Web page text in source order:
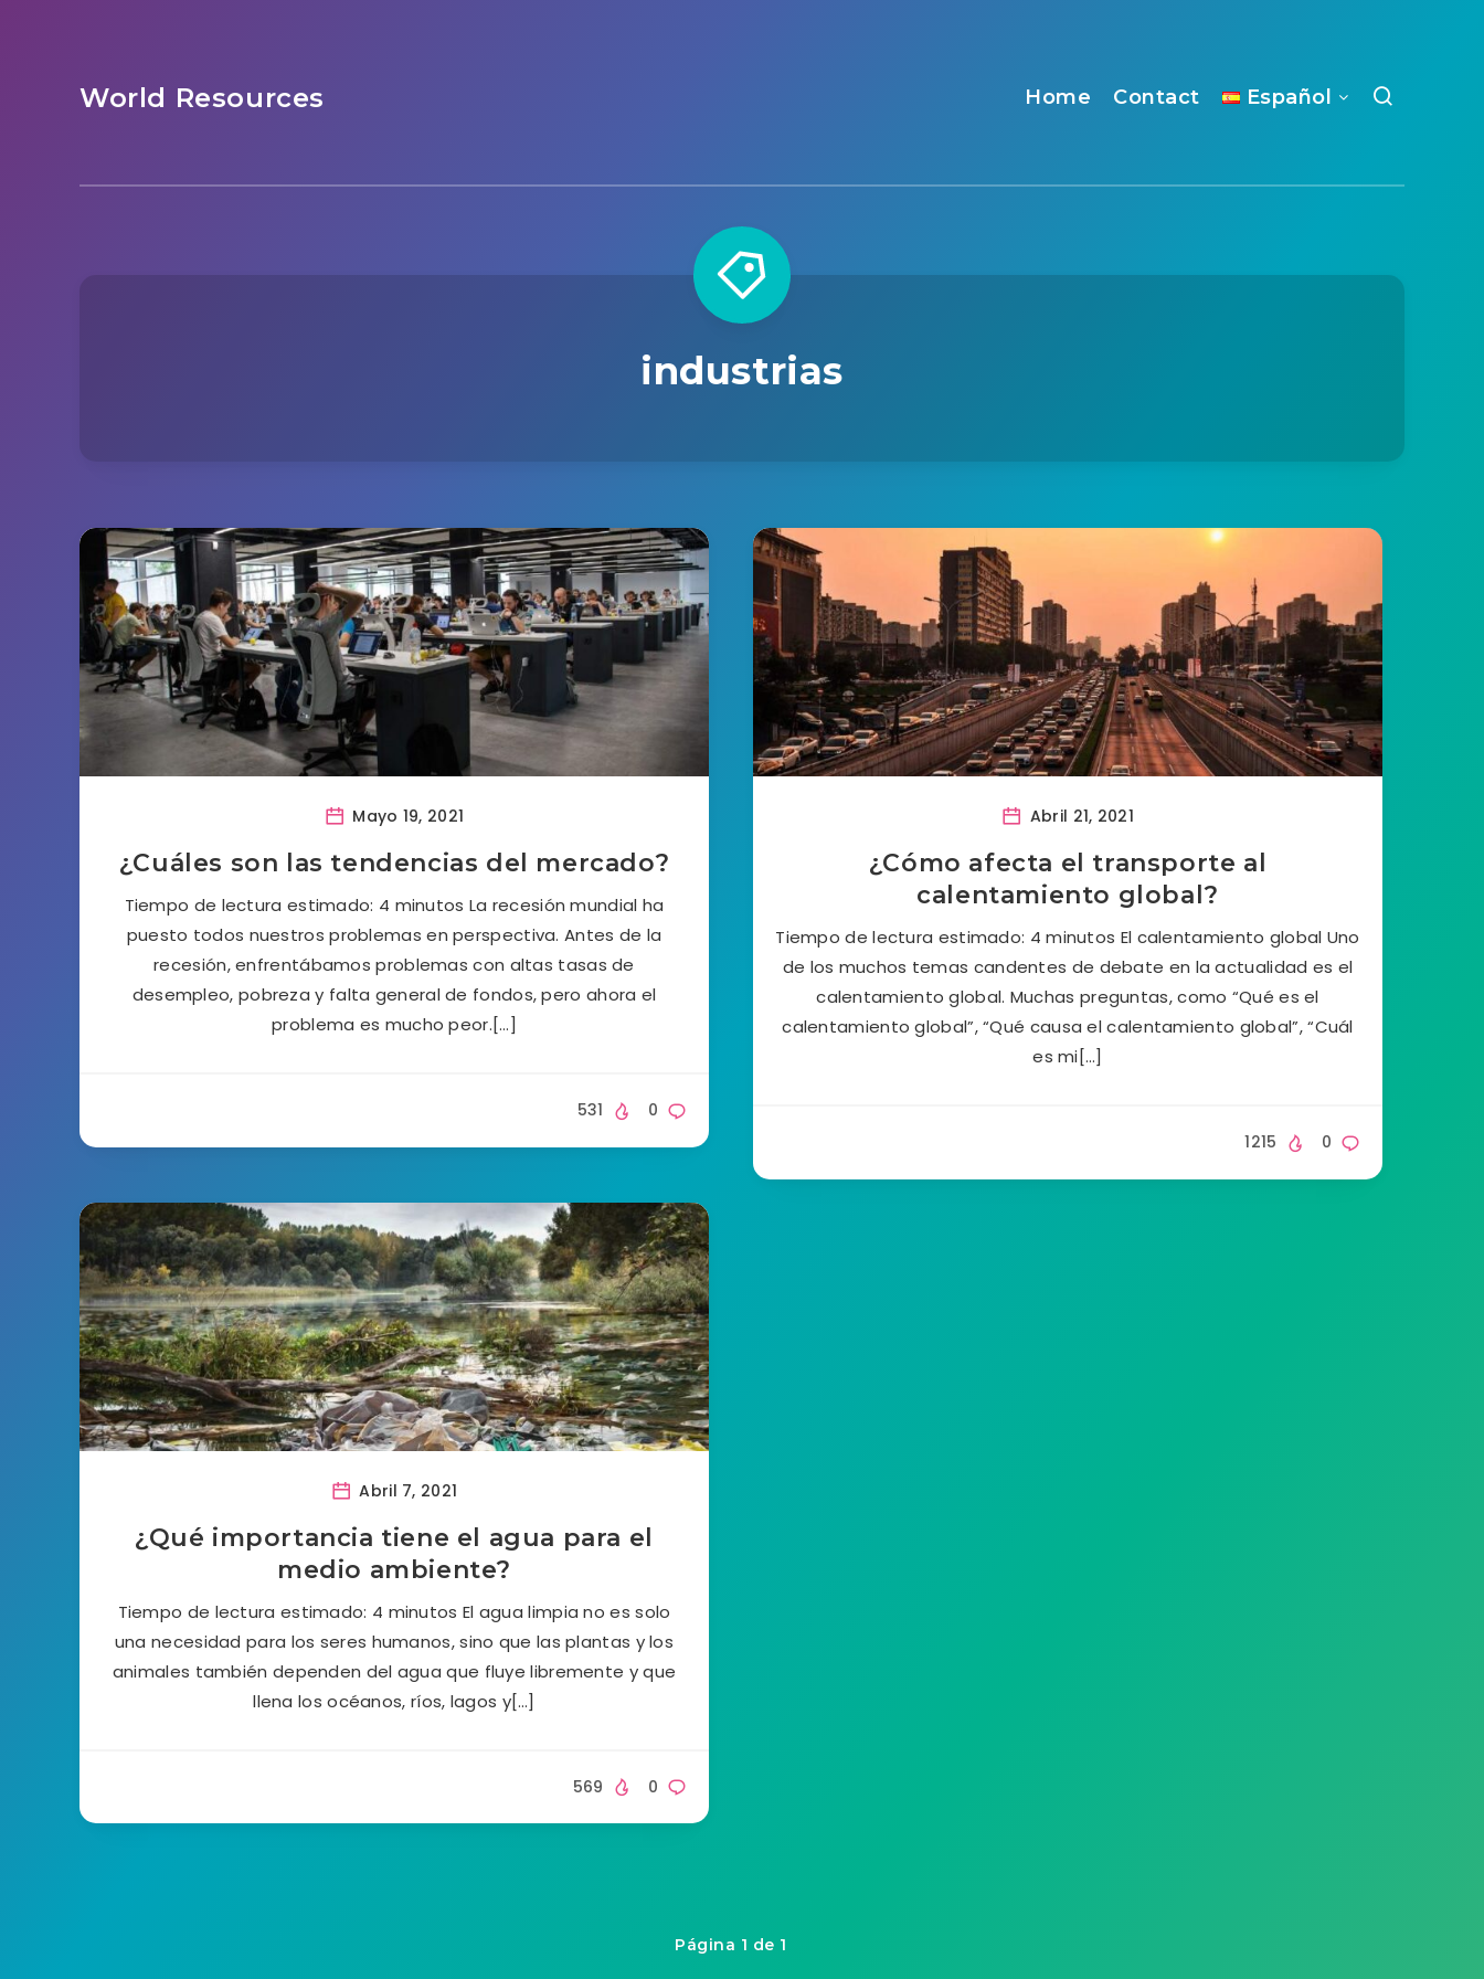
World Resources Home Contact Español
industrias
Mayo 19, 2021
¿Cuáles son las tendencias del mercado?
Tiempo de lectura estimado: 4 minutos La recesión mundial ha
puesto todos nuestros problemas en perspectiva. Antes de la
recesión, enfrentábamos problemas con altas tasas de
desempleo, pobreza y falta general de fondos, pero ahora el
problema es mucho peor.[…]
0
531
Abril 21, 2021
¿Cómo afecta el transporte al
calentamiento global?
Tiempo de lectura estimado: 4 minutos El calentamiento global Uno
de los muchos temas candentes de debate en la actualidad es el
calentamiento global. Muchas preguntas, como “Qué es el
calentamiento global”, “Qué causa el calentamiento global”, “Cuál
es mi[…]
0
1215
Abril 7, 2021
¿Qué importancia tiene el agua para el
medio ambiente?
Tiempo de lectura estimado: 4 minutos El agua limpia no es solo
una necesidad para los seres humanos, sino que las plantas y los
animales también dependen del agua que fluye libremente y que
llena los océanos, ríos, lagos y[…]
0
569
Página 1 de 1